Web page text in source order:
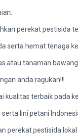
perekat pestisida
serta hemat tenaga
atau tanaman bawang
anda ragukan!!!
kualitas terbaik pada
lini petani
pestisida